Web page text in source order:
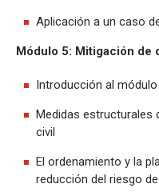
Aplicación a un caso
Módulo 5: Mitigación de
Introducción al módulo
Medidas estructurales
civil
El ordenamiento y la
reducción del riesgo